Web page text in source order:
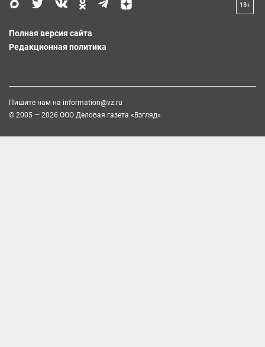
18+
Полная версия сайта
Редакционная политика
Пишите нам на information@vz.ru
© 2005 — 2026 ООО Деловая газета «Взгляд»